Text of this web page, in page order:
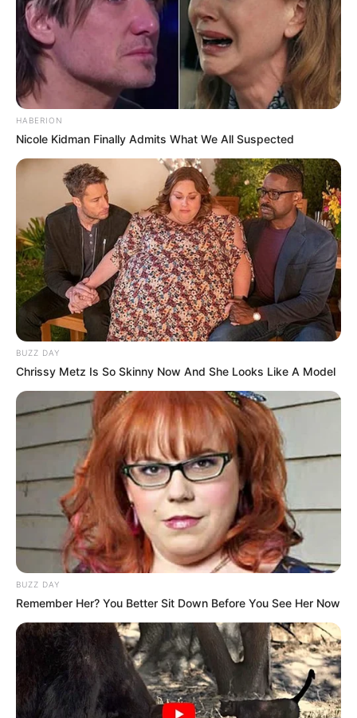
HABERION
Nicole Kidman Finally Admits What We All Suspected
BUZZ DAY
Chrissy Metz Is So Skinny Now And She Looks Like A Model
BUZZ DAY
Remember Her? You Better Sit Down Before You See Her Now